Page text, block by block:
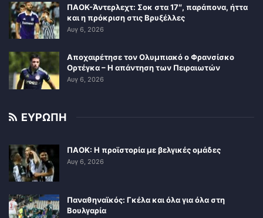
ΠΑΟΚ-Άντερλεχτ: Σοκ στα 17″, παράπονα, ήττα
και η πρόκριση στις Βρυξέλλες
Αυγ 6, 2026
Αποχαιρέτησε τον Ολυμπιακό ο Φρανσίσκο
Ορτέγκα – Η απάντηση των Πειραιωτών
Αυγ 6, 2026
ΕΥΡΩΠΗ
ΠΑΟΚ: Η προϊστορία με βελγικές ομάδες
Αυγ 6, 2026
Παναθηναϊκός: Γκέλα και όλα για όλα στη
Βουλγαρία